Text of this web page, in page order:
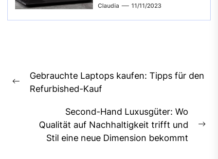
Claudia 11/11/2023
Previous
Gebrauchte Laptops kaufen: Tipps für den
Refurbished-Kauf
Second-Hand Luxusgüter: Wo
Qualität auf Nachhaltigkeit trifft und
Stil eine neue Dimension bekommt